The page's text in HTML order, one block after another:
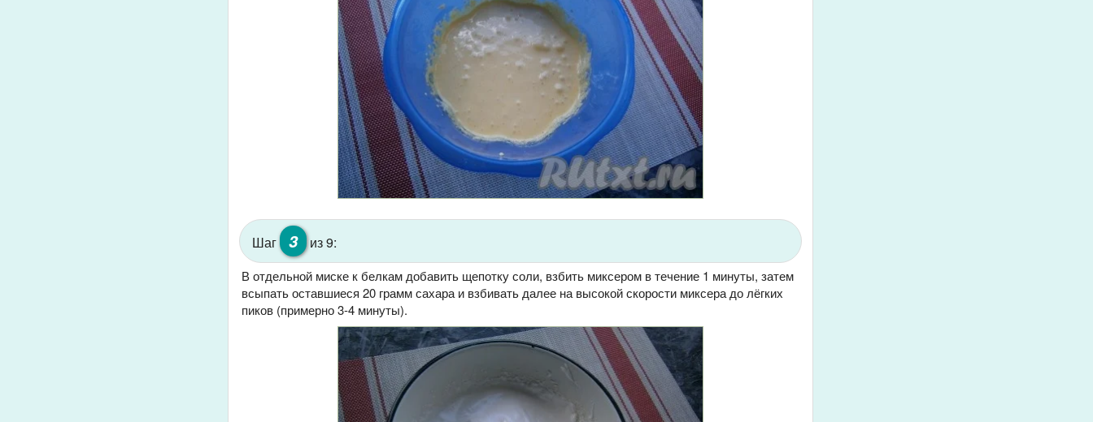
Шаг 3 из 9:
В отдельной миске к белкам добавить щепотку соли, взбить миксером в течение 1 минуты, затем
всыпать оставшиеся 20 грамм сахара и взбивать далее на высокой скорости миксера до лёгких
пиков (примерно 3-4 минуты).